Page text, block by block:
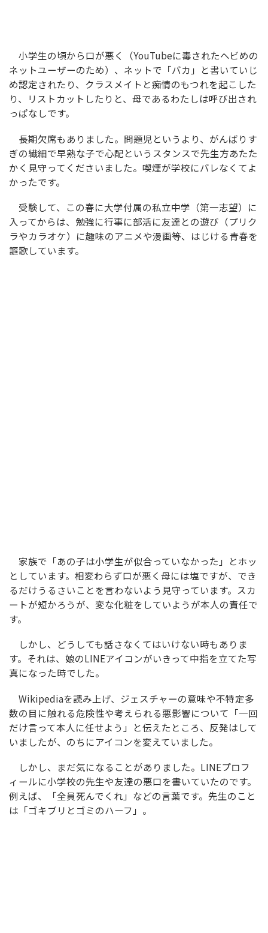
小学生の頃から口が悪く（YouTubeに毒されたヘビめの
ネットユーザーのため）、ネットで「バカ」と書いていじ
め認定されたり、クラスメイトと痴情のもつれを起こした
り、リストカットしたりと、母であるわたしは呼び出され
っぱなしです。
長期欠席もありました。問題児というより、がんばりす
ぎの繊細で早熟な子で心配というスタンスで先生方あたた
かく見守ってくださいました。喫煙が学校にバレなくてよ
かったです。
受験して、この春に大学付属の私立中学（第一志望）に
入ってからは、勉強に行事に部活に友達との遊び（プリク
ラやカラオケ）に趣味のアニメや漫画等、はじける青春を
謳歌しています。
家族で「あの子は小学生が似合っていなかった」とホッ
としています。相変わらず口が悪く母には塩ですが、でき
るだけうるさいことを言わないよう見守っています。スカ
ートが短かろうが、変な化粧をしていようが本人の責任で
す。
しかし、どうしても話さなくてはいけない時もありま
す。それは、娘のLINEアイコンがいきって中指を立てた写
真になった時でした。
Wikipediaを読み上げ、ジェスチャーの意味や不特定多
数の目に触れる危険性や考えられる悪影響について「一回
だけ言って本人に任せよう」と伝えたところ、反発はして
いましたが、のちにアイコンを変えていました。
しかし、まだ気になることがありました。LINEプロフ
ィールに小学校の先生や友達の悪口を書いていたのです。
例えば、「全員死んでくれ」などの言葉です。先生のこと
は「ゴキブリとゴミのハーフ」。